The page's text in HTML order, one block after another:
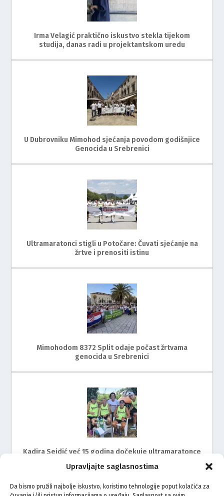
Upravljajte saglasnostima
Da bismo pružili najbolje iskustvo, koristimo tehnologije poput kolačića za
Irma Velagić praktično iskustvo stekla tijekom
studija, danas radi u projektantskom uredu
U Dubrovniku Mimohod sjećanja povodom godišnjice
Genocida u Srebrenici
Ultramaratonci stigli u Potočare: Čuvati sjećanje na
žrtve i prenositi istinu
Mimohodom 8372 Split odaje počast žrtvama
genocida u Srebrenici
Kadira Sejdić već 15 godina dočekuje ultramaratonce